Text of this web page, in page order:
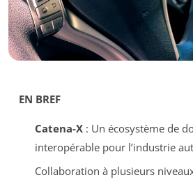
EN BREF
Catena-X: Un écosystème de
interopérable pour l’industrie
Collaboration à plusieurs